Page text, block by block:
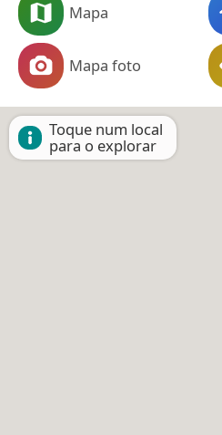
Mapa
Mapa foto
Toque num local
para o explorar